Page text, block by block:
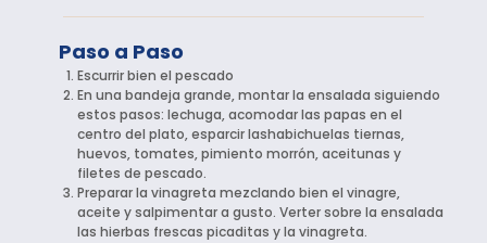
Paso a Paso
Escurrir bien el pescado
En una bandeja grande, montar la ensalada siguiendo
estos pasos: lechuga, acomodar las papas en el
centro del plato, esparcir lashabichuelas tiernas,
huevos, tomates, pimiento morrón, aceitunas y
filetes de pescado.
Preparar la vinagreta mezclando bien el vinagre,
aceite y salpimentar a gusto. Verter sobre la ensalada
las hierbas frescas picaditas y la vinagreta.